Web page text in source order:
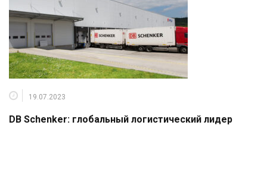
19.07.2023
DB Schenker: глобальный логистический лидер